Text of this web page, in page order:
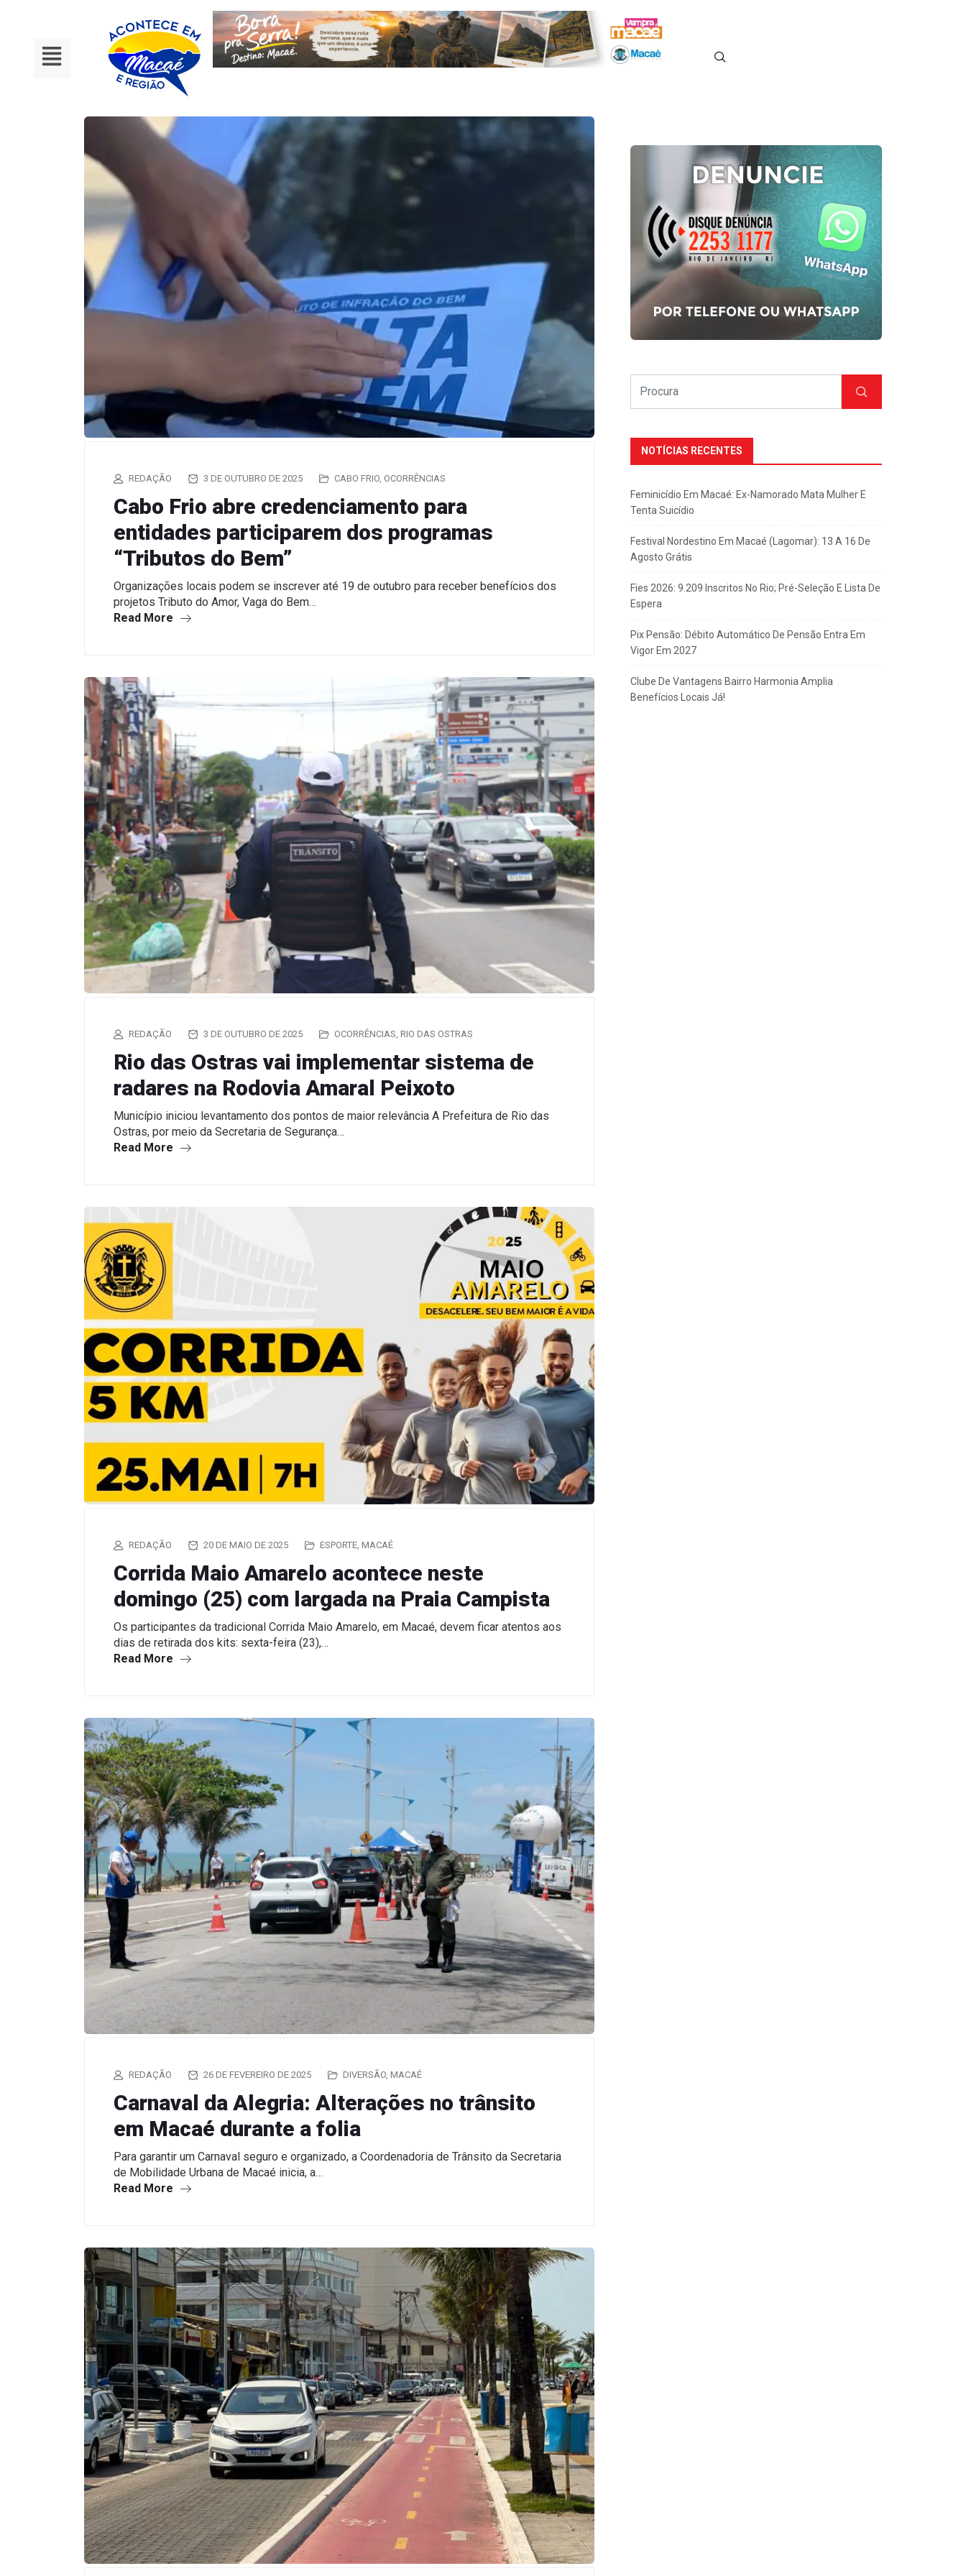
REDAÇÃO 3 DE OUTUBRO DE 2025 CABO FRIO OCORRÊNCIAS
Cabo Frio abre credenciamento para
entidades participarem dos programas
“Tributos do Bem”
Organizações locais podem se inscrever até 19 de outubro para receber benefícios dos
projetos Tributo do Amor, Vaga do Bem…
Read More
REDAÇÃO 3 DE OUTUBRO DE 2025 OCORRÊNCIAS, RIO DAS OSTRAS
Rio das Ostras vai implementar sistema de
radares na Rodovia Amaral Peixoto
Município iniciou levantamento dos pontos de maior relevância A Prefeitura de Rio das
Ostras, por meio da Secretaria de Segurança…
Read More
REDAÇÃO 20 DE MAIO DE 2025 ESPORTE MACAÉ
Corrida Maio Amarelo acontece neste
domingo (25) com largada na Praia Campista
Os participantes da tradicional Corrida Maio Amarelo, em Macaé, devem ficar atentos aos
dias de retirada dos kits: sexta-feira (23),…
Read More
REDAÇÃO 26 DE FEVEREIRO DE 2025 DIVERSÃO MACAÉ
Carnaval da Alegria: Alterações no trânsito
em Macaé durante a folia
Para garantir um Carnaval seguro e organizado, a Coordenadoria de Trânsito da Secretaria
de Mobilidade Urbana de Macaé inicia, a…
Read More
NOTÍCIAS RECENTES
Feminicídio Em Macaé: Ex-Namorado Mata Mulher E
Tenta Suicídio
Festival Nordestino Em Macaé (Lagomar): 13 A 16 De
Agosto Grátis
Fies 2026: 9.209 Inscritos No Rio; Pré-Seleção E Lista De
Espera
Pix Pensão: Débito Automático De Pensão Entra Em
Vigor Em 2027
Clube De Vantagens Bairro Harmonia Amplia
Benefícios Locais Já!